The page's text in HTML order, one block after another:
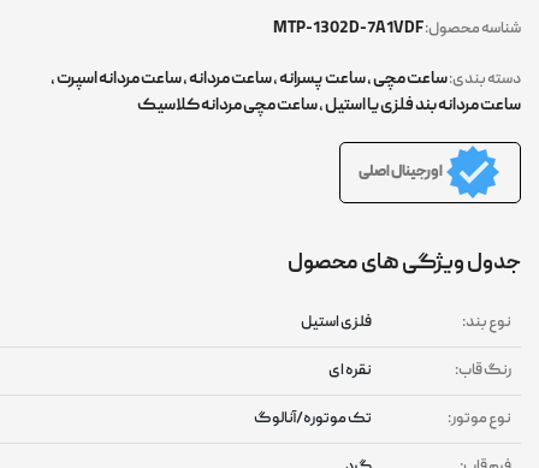
محصول:MTP-1302D-7A1VDF
بندی:ساعت مچی,ساعت پسرانه,ساعت مردانه,ساعت مردانه اسپرت,
مردانه بند فلزی یا استیل,ساعت مچی مردانه کلاسیک
اورجینال اصلی
ویژگی های محصول
بند: فلزی استیل
قاب: نقره ای
موتور: تک موتوره/آنالوگ